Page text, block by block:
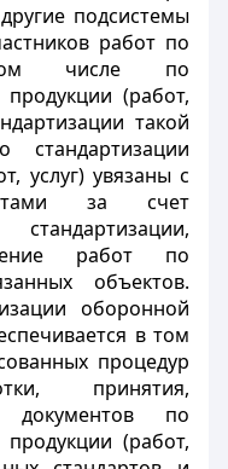
подсистемы
работ по
числе по
(работ,
такой
стандартизации
услуг) увязаны с
за счет
работ по
объектов.
оборонной
в том
процедур
принятия,
по
(работ,